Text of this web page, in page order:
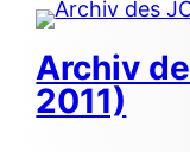
Zum
Inhalt
springen
Archiv
2011)